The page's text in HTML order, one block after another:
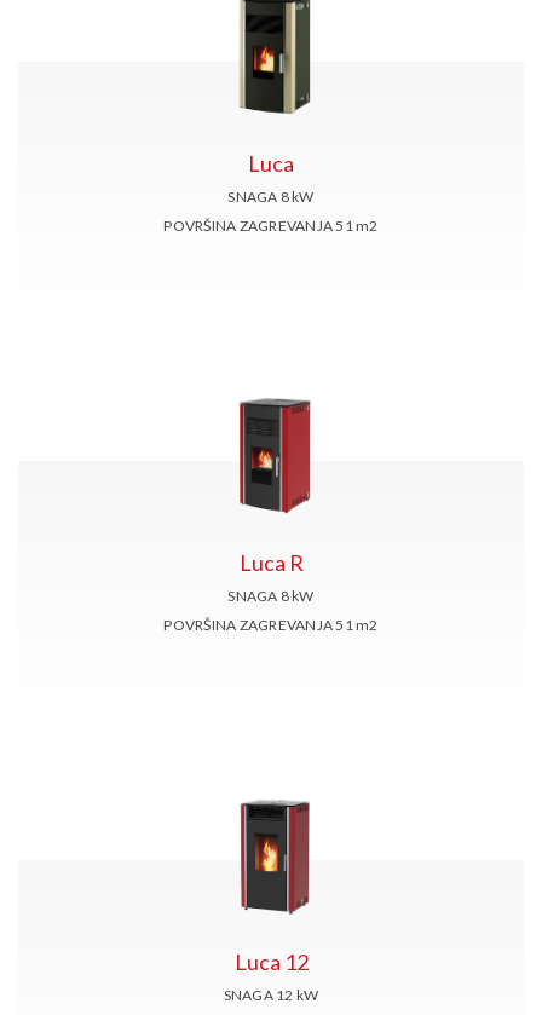
Luca
SNAGA 8kW
POVRŠINA ZAGREVANJA 51m2
Luca R
SNAGA 8kW
POVRŠINA ZAGREVANJA 51m2
Luca 12
SNAGA 12 kW